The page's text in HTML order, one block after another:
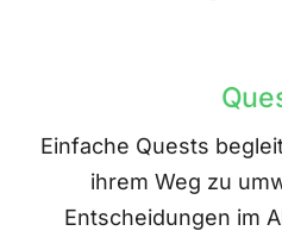
Einfache Quests
ihrem Weg zu
Entscheidungen im